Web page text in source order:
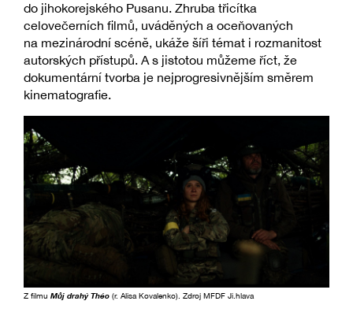
do jihokorejského Pusanu. Zhruba třicítka
celovečerních filmů, uváděných a oceňovaných
na mezinárodní scéně, ukáže šíři témat i rozmanitost
autorských přístupů. A s jistotou můžeme říct, že
dokumentární tvorba je nejprogresivnějším směrem
kinematografie.
Z filmu Můj drahý Théo (r. Alisa Kovalenko). Zdroj MFDF Ji.hlava